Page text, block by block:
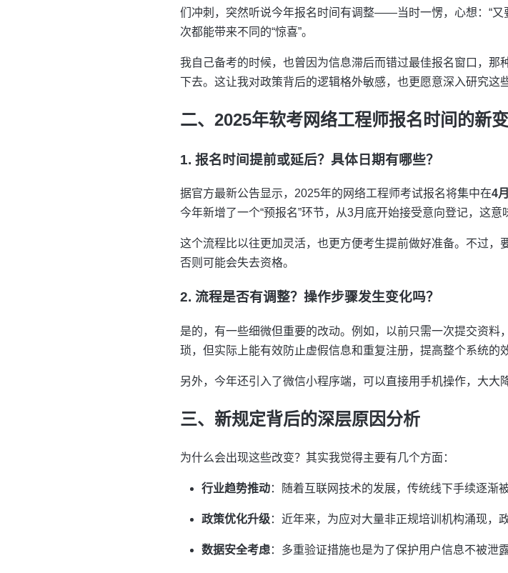
们冲刺，突然听说今年报名时间有调整——当时一愣，心想：“又
次都能带来不同的“惊喜”。
我自己备考的时候，也曾因为信息滞后而错过最佳报名窗口，
下去。这让我对政策背后的逻辑格外敏感，也更愿意深入研究这
二、2025年软考网络工程师报名时间的新
1. 报名时间提前或延后？具体日期有哪些？
据官方最新公告显示，2025年的网络工程师考试报名将集中在4
今年新增了一个“预报名”环节，从3月底开始接受意向登记，这意
这个流程比以往更加灵活，也更方便考生提前做好准备。不过，
否则可能会失去资格。
2. 流程是否有调整？操作步骤发生变化吗？
是的，有一些细微但重要的改动。例如，以前只需一次提交资
琐，但实际上能有效防止虚假信息和重复注册，提高整个系统的
另外，今年还引入了微信小程序端，可以直接用手机操作，大大
三、新规定背后的深层原因分析
为什么会出现这些改变？其实我觉得主要有几个方面：
行业趋势推动：随着互联网技术的发展，传统线下手续逐渐
政策优化升级：近年来，为应对大量非正规培训机构涌现，
数据安全考虑：多重验证措施也是为了保护用户信息不被泄